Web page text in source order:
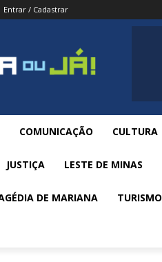
Entrar / Cadastrar
COMUNICAÇÃO CULTURA
JUSTIÇA LESTE DE MINAS
DE MARIANA TURISMO